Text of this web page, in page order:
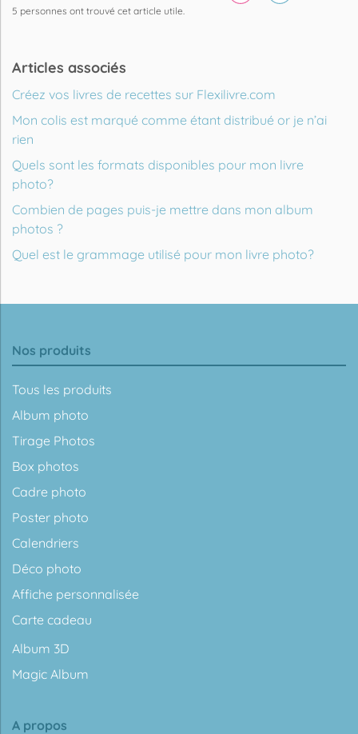
5 personnes ont trouvé cet article utile.
Articles associés
Créez vos livres de recettes sur Flexilivre.com
Mon colis est marqué comme étant distribué or je n’ai
rien
Quels sont les formats disponibles pour mon livre
photo?
Combien de pages puis-je mettre dans mon album
photos ?
Quel est le grammage utilisé pour mon livre photo?
Nos produits
Tous les produits
Album photo
Tirage Photos
Box photos
Cadre photo
Poster photo
Calendriers
Déco photo
Affiche personnalisée
Carte cadeau
Album 3D
Magic Album
A propos